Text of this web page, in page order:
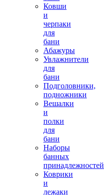
Ковши
и
черпаки
для
бани
Абажуры
Увлажнители
для
бани
Подголовники,
подножники
Вешалки
и
полки
для
бани
Наборы
банных
принадлежностей
Коврики
и
лежаки